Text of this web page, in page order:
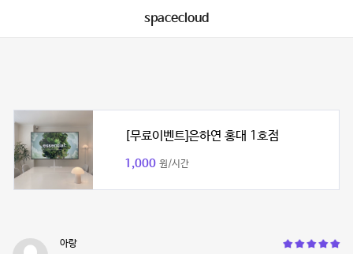
spacecloud
[무료이벤트]은하연 홍대 1호점
1,000 원/시간
아랑